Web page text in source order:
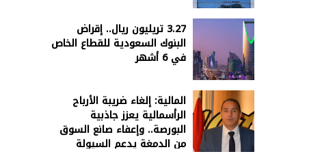
3.27 تريليون ريال.. إقراض
البنوك السعودية للقطاع الخاص
في 6 أشهر
المالية: إلغاء ضريبة الأرباح
الرأسمالية يعزز جاذبية
البورصة.. وإعفاء صانع السوق
من الدمغة يدعم السيولة